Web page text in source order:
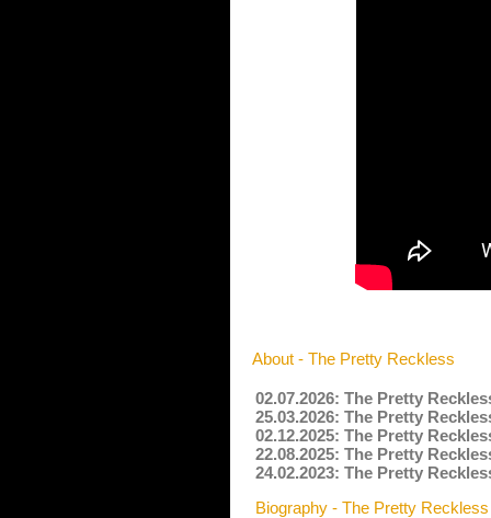
About - The Pretty Reckless
02.07.2026: The Pretty
25.03.2026: The Pretty
02.12.2025: The Pretty
22.08.2025: The Pretty
24.02.2023: The Pretty
Biography - The Pretty Reckless